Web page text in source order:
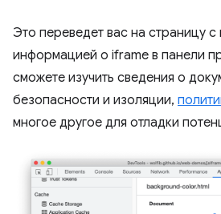
Это переведет вас на страницу
информацией о iframe в панели
сможете изучить сведения о
безопасности и изоляции,
многое другое для отладки